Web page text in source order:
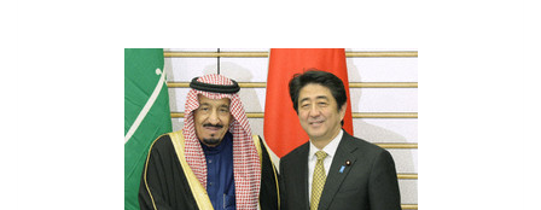
حالة الطقس المتوقعة اليوم في المملكة